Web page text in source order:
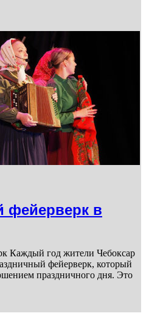
фейерверк в
Каждый год жители Чебоксар
фейерверк, который
праздничного дня. Это